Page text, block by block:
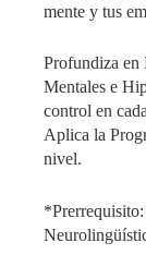
mente y tus
Profundiza en
Mentales e
control en
Aplica la
nivel.